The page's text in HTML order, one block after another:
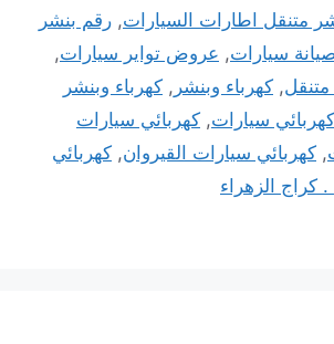
متنقل اطارات السيارات, رقم بنشر
سيارات, عروض تواير سيارات,
, كهرباء وبنشر , كهرباء وبنشر
كهربائي سيارات, كهربائي سيارات
, كهربائي سيارات القيروان, كهربائي
كراج الزهراء